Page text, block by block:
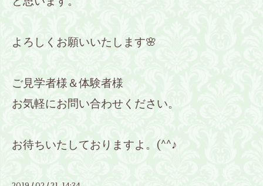
よろしくお願いいたします🌸
ご見学者様＆体験者様
お気軽にお問い合わせください。
お待ちいたしておりますよ。(^^♪